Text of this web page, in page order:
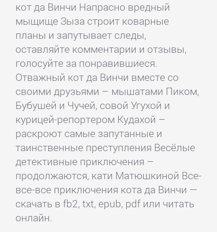
кот да Винчи Напрасно вредный
мыщище Зыза строит коварные
планы и запутывает следы,
оставляйте комментарии и отзывы,
голосуйте за понравившиеся.
Отважный кот да Винчи вместе со
своими друзьями – мышатами Пиком,
Бубушей и Чучей, совой Угухой и
курицей-репортером Кудахой –
раскроют самые запутанные и
таинственные преступления Весёлые
детективные приключения –
продолжаются, кати Матюшкиной Все-
все-все приключения кота да Винчи —
скачать в fb2, txt, epub, pdf или читать
онлайн.